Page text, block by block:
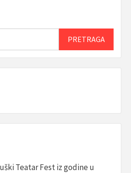
PRETRAGA
Teatar Fest iz godine u